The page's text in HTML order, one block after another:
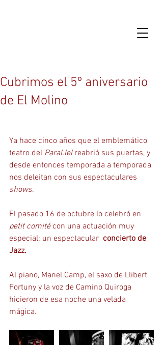
Cubrimos el 5º aniversario
de El Molino
Ya hace cinco años que el emblemático
teatro del Paral.lel reabrió sus puertas, y
desde entonces temporada a temporada
nos deleitan con sus espectaculares
shows.
El pasado 16 de octubre lo celebró en
petit comité con una actuación muy
especial: un espectacular concierto de
Jazz.
Al piano, Manel Camp, el saxo de Llibert
Fortuny y la voz de Camino Quiroga
hicieron de esa noche una velada
mágica.